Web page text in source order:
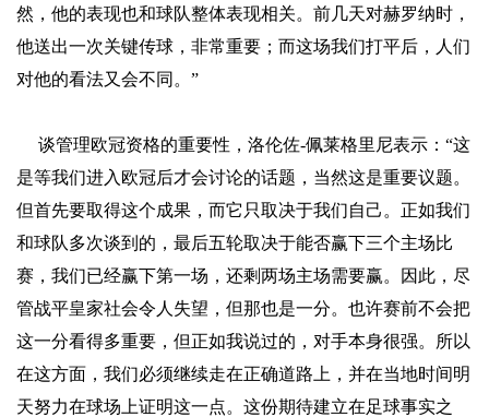
然，他的表现也和球队整体表现相关。前几天对赫罗纳时，
他送出一次关键传球，非常重要；而这场我们打平后，人们
对他的看法又会不同。”
谈管理欧冠资格的重要性，洛伦佐-佩莱格里尼表示：“这
是等我们进入欧冠后才会讨论的话题，当然这是重要议题。
但首先要取得这个成果，而它只取决于我们自己。正如我们
和球队多次谈到的，最后五轮取决于能否赢下三个主场比
赛，我们已经赢下第一场，还剩两场主场需要赢。因此，尽
管战平皇家社会令人失望，但那也是一分。也许赛前不会把
这一分看得多重要，但正如我说过的，对手本身很强。所以
在这方面，我们必须继续走在正确道路上，并在当地时间明
天努力在球场上证明这一点。这份期待建立在足球事实之